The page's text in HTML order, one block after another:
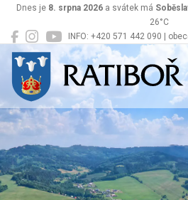
INFO: +420 571 442 090 |
Dnes je 8. srpna 2026 a svátek má
26°C
Ratiboř